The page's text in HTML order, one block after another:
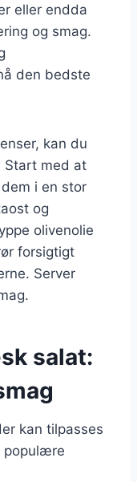
eller endda
og smag.
den bedste
kan du
Start med at
i en stor
og
olivenolie
forsigtigt
Server
salat:
kan tilpasses
populære